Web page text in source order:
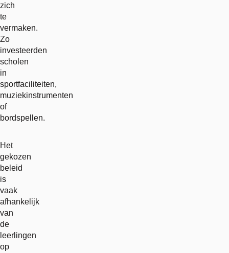
zich
te
vermaken.
Zo
investeerden
scholen
in
sportfaciliteiten,
muziekinstrumenten
of
bordspellen.
Het
gekozen
beleid
is
vaak
afhankelijk
van
de
leerlingen
op